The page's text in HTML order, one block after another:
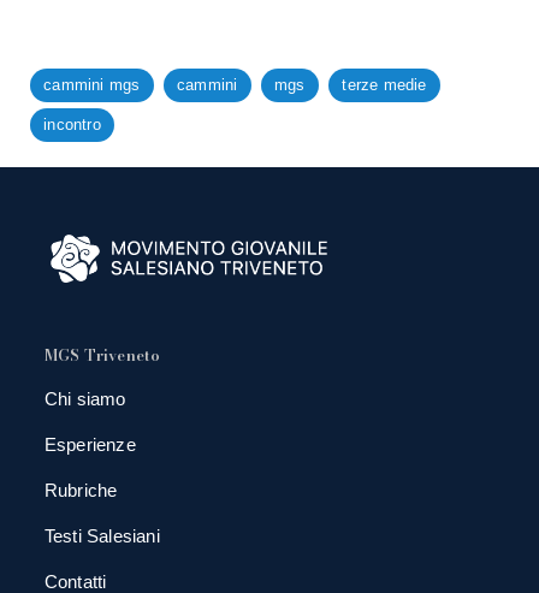
cammini mgs cammini mgs terze medie
incontro
MGS Triveneto
Chi siamo
Esperienze
Rubriche
Testi Salesiani
Contatti